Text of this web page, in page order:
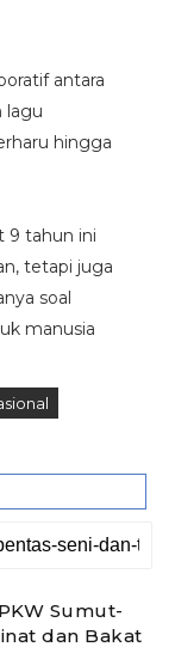
antara
lagu
hingga
9 tahun ini
tetapi juga
soal
manusia
Sumut-
dan Bakat